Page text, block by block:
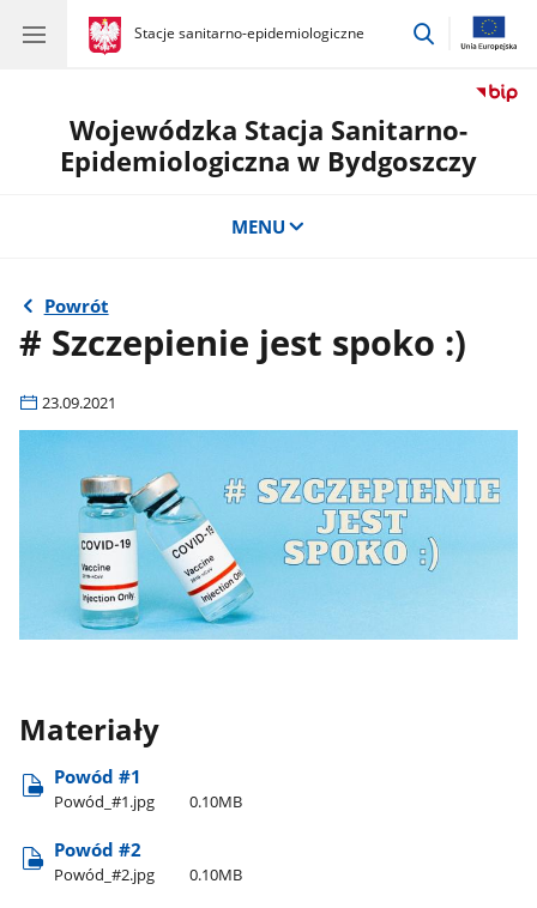
gov.pl
Stacje sanitarno-epidemiologiczne
gov.pl
Stacje
przejdź
Wojewódzka Stacja Sanitarno-
Epidemiologiczna w Bydgoszczy
MENU
Powrót
# Szczepienie jest spoko :)
23.09.2021
Materiały
Powód #1
Powód​_#1.jpg 0.10MB
Powód #2
Powód​_#2.jpg 0.10MB